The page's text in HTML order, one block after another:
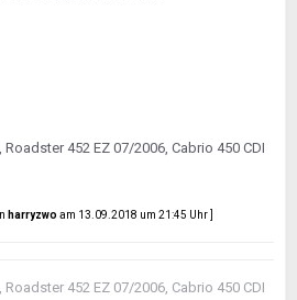
452 EZ 07/2006, Cabrio 450 CDI
harryzwo am 13.09.2018 um 21:45 Uhr ]
452 EZ 07/2006, Cabrio 450 CDI